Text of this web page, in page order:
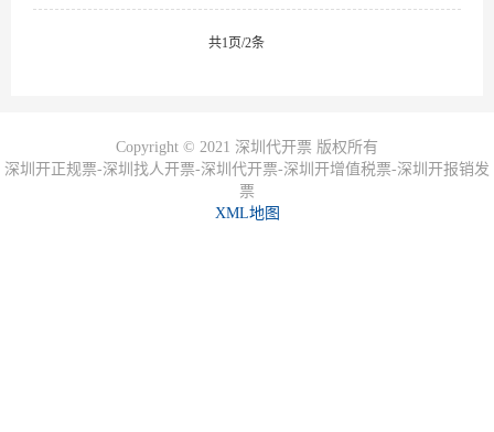
共1页/2条
Copyright © 2021 深圳代开票 版权所有
深圳开正规票-深圳找人开票-深圳代开票-深圳开增值税票-深圳开报销发
票
XML地图